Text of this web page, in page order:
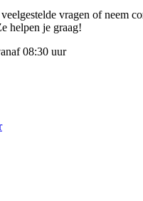
vragen of neem
helpen je graag!
08:30 uur